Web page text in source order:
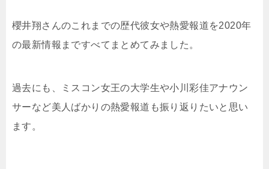
櫻井翔さんのこれまでの歴代彼女や熱愛報道を2020年
の最新情報まですべてまとめてみました。
過去にも、ミスコン女王の大学生や小川彩佳アナウン
サーなど美人ばかりの熱愛報道も振り返りたいと思い
ます。